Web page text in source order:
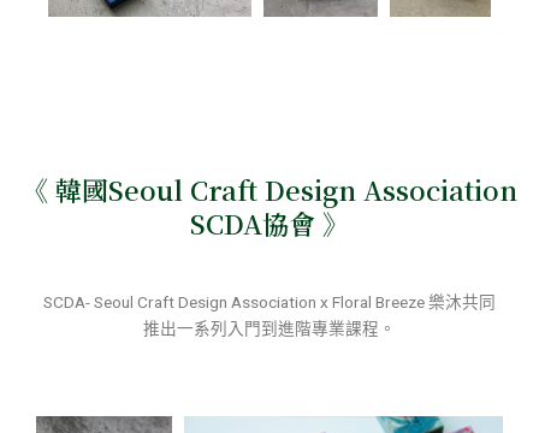
《 韓國Seoul Craft Design Association
SCDA協會 》
SCDA- Seoul Craft Design Association x Floral Breeze 樂沐共同
推出一系列入門到進階專業課程。